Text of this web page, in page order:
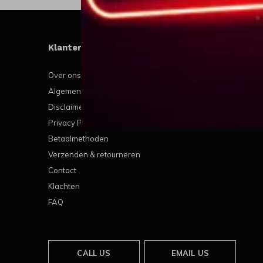
Klantenservice
Over ons
Algemene voorwaarden
Disclaimer
Privacy Policy
Betaalmethoden
Verzenden & retourneren
Contact
Klachten
FAQ
CALL US EMAIL US